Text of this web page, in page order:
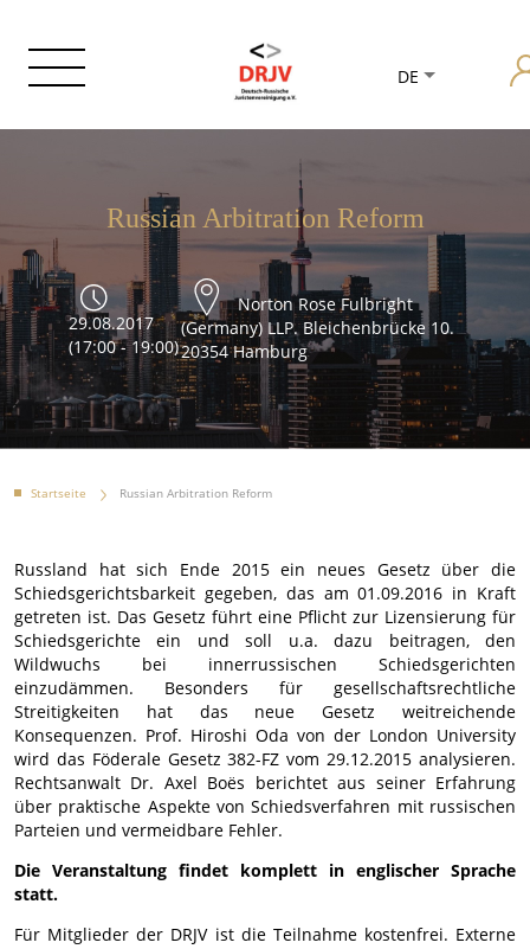
DE
Russian Arbitration Reform
29.08.2017
(17:00 - 19:00)
Norton Rose Fulbright
(Germany) LLP. Bleichenbrücke 10.
20354 Hamburg
Startseite Russian Arbitration Reform
Russland hat sich Ende 2015 ein neues Gesetz über die
Schiedsgerichtsbarkeit gegeben, das am 01.09.2016 in Kraft
getreten ist. Das Gesetz führt eine Pflicht zur Lizensierung für
Schiedsgerichte ein und soll u.a. dazu beitragen, den
Wildwuchs bei innerrussischen Schiedsgerichten
einzudämmen. Besonders für gesellschaftsrechtliche
Streitigkeiten hat das neue Gesetz weitreichende
Konsequenzen. Prof. Hiroshi Oda von der London University
wird das Föderale Gesetz 382-FZ vom 29.12.2015 analysieren.
Rechtsanwalt Dr. Axel Boës berichtet aus seiner Erfahrung
über praktische Aspekte von Schiedsverfahren mit russischen
Parteien und vermeidbare Fehler.
Die Veranstaltung findet komplett in englischer Sprache
statt.
Für Mitglieder der DRJV ist die Teilnahme kostenfrei. Externe